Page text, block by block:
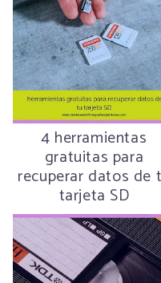
4 herramientas
gratuitas para
recuperar datos de
tarjeta SD